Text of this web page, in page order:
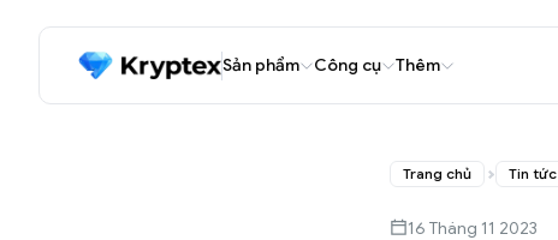
Sản phẩm Công cụ Thêm
Trang chủ Tin tức
16 Tháng 11 2023